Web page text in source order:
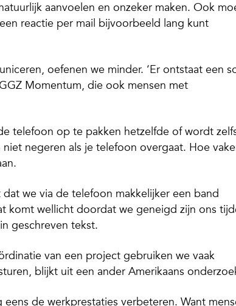
aanvoelen en onzeker maken. Ook
reactie per mail bijvoorbeeld lang kunt
oefenen we minder. ‘Er ontstaat een
Momentum, die ook mensen met
telefoon op te pakken hetzelfde of wordt
negeren als je telefoon overgaat. Hoe
we via de telefoon makkelijker een band
komt wellicht doordat we geneigd zijn ons
geschreven tekst.
van een project gebruiken we vaak
blijkt uit een ander Amerikaans
de werkprestaties verbeteren. Want